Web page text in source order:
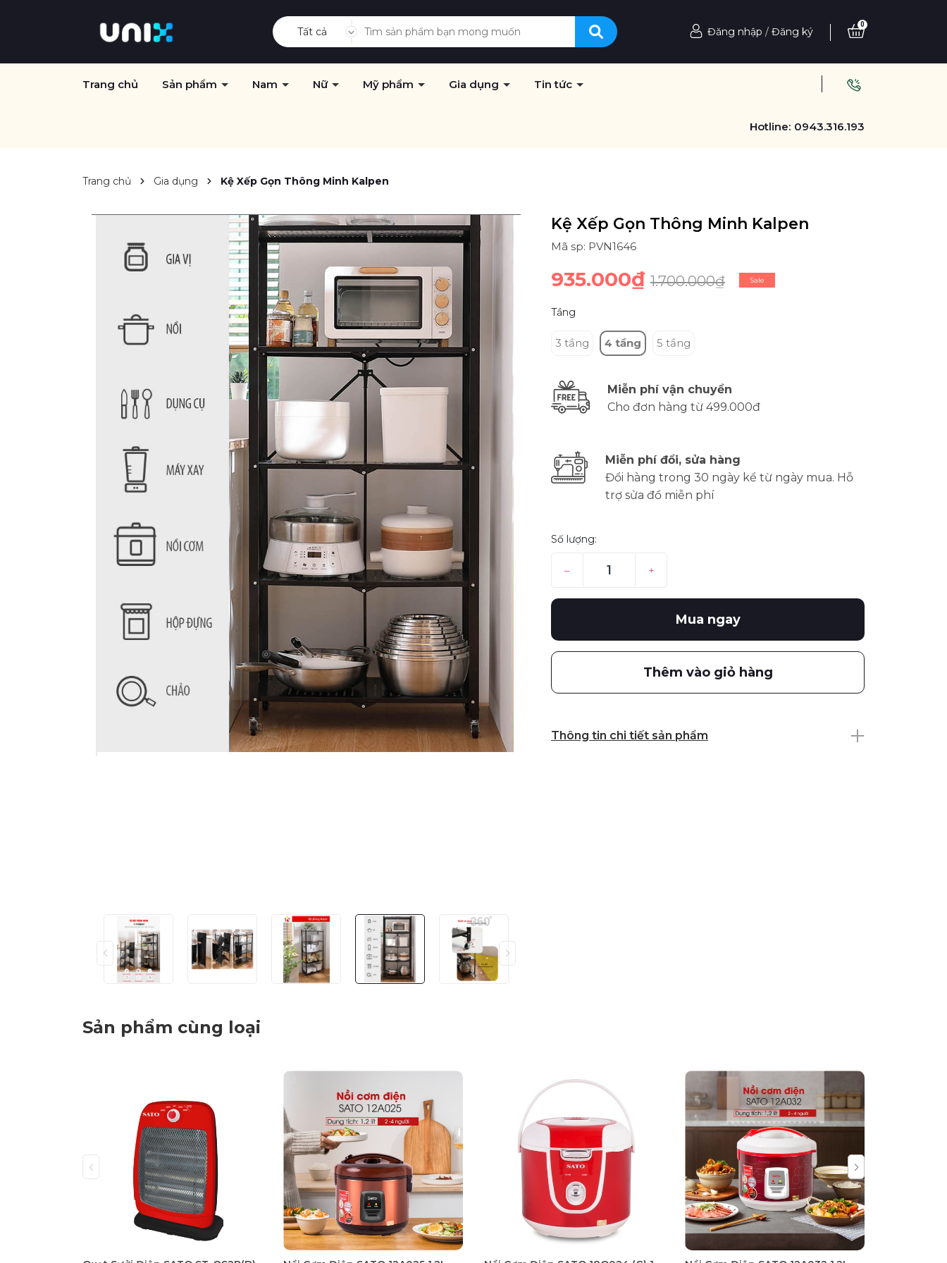
Tất cả Đăng nhập / Đăng ký
0
Trang chủ Sản phẩm Nam Nữ Mỹ phẩm Gia dụng Tin tức
Hotline: 0943.316.193
Trang chủ Gia dụng Kệ Xếp Gọn Thông Minh Kalpen
Kệ Xếp Gọn Thông Minh Kalpen
Mã sp: PVN1646
935.000₫ 1.700.000₫ Sale
Tầng
3 tầng 4 tầng 5 tầng
Miễn phí vận chuyển
Cho đơn hàng từ 499.000đ
Miễn phí đổi, sửa hàng
Đổi hàng trong 30 ngày kể từ ngày mua. Hỗ
trợ sửa đồ miễn phí
Số lượng:
– +
Mua ngay
Thêm vào giỏ hàng
Thông tin chi tiết sản phẩm
Sản phẩm cùng loại